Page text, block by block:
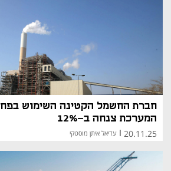
חברת החשמל הקטינה השימוש
המערכת צנחה ב-12%
20.11.25
| עדיאל איתן מוסטקי